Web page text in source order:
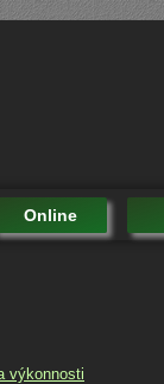
Online
výkonnosti